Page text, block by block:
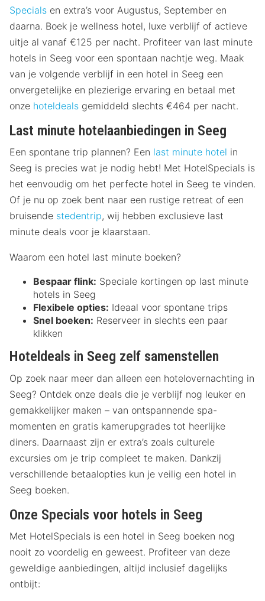
Specials en extra’s voor Augustus, September en
daarna. Boek je wellness hotel, luxe verblijf of actieve
uitje al vanaf €125 per nacht. Profiteer van last minute
hotels in Seeg voor een spontaan nachtje weg. Maak
van je volgende verblijf in een hotel in Seeg een
onvergetelijke en plezierige ervaring en betaal met
onze hoteldeals gemiddeld slechts €464 per nacht.
Last minute hotelaanbiedingen in Seeg
Een spontane trip plannen? Een last minute hotel in
Seeg is precies wat je nodig hebt! Met HotelSpecials is
het eenvoudig om het perfecte hotel in Seeg te vinden.
Of je nu op zoek bent naar een rustige retreat of een
bruisende stedentrip, wij hebben exclusieve last
minute deals voor je klaarstaan.
Waarom een hotel last minute boeken?
Bespaar flink: Speciale kortingen op last minute
hotels in Seeg
Flexibele opties: Ideaal voor spontane trips
Snel boeken: Reserveer in slechts een paar
klikken
Hoteldeals in Seeg zelf samenstellen
Op zoek naar meer dan alleen een hotelovernachting in
Seeg? Ontdek onze deals die je verblijf nog leuker en
gemakkelijker maken – van ontspannende spa-
momenten en gratis kamerupgrades tot heerlijke
diners. Daarnaast zijn er extra’s zoals culturele
excursies om je trip compleet te maken. Dankzij
verschillende betaalopties kun je veilig een hotel in
Seeg boeken.
Onze Specials voor hotels in Seeg
Met HotelSpecials is een hotel in Seeg boeken nog
nooit zo voordelig en geweest. Profiteer van deze
geweldige aanbiedingen, altijd inclusief dagelijks
ontbijt: